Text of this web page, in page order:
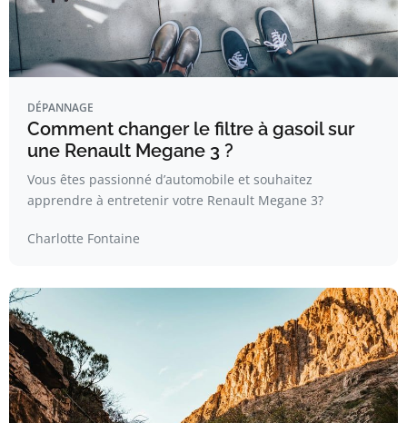
DÉPANNAGE
Comment changer le filtre à gasoil sur
une Renault Megane 3 ?
Vous êtes passionné d’automobile et souhaitez
apprendre à entretenir votre Renault Megane 3?
Charlotte Fontaine